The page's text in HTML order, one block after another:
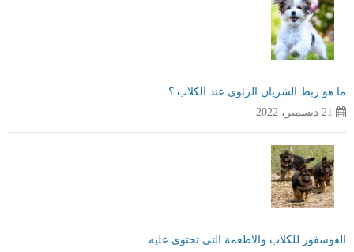
ما هو ربط الشريان الرئوى عند الكلاب ؟
21 ديسمبر، 2022
الفوسفور للكلاب والاطعمة التى تحتوى عليه